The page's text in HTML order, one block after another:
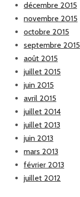
décembre 2015
novembre 2015
octobre 2015
septembre 2015
août 2015
juillet 2015
juin 2015
avril 2015
juillet 2014
juillet 2013
juin 2013
mars 2013
février 2013
juillet 2012